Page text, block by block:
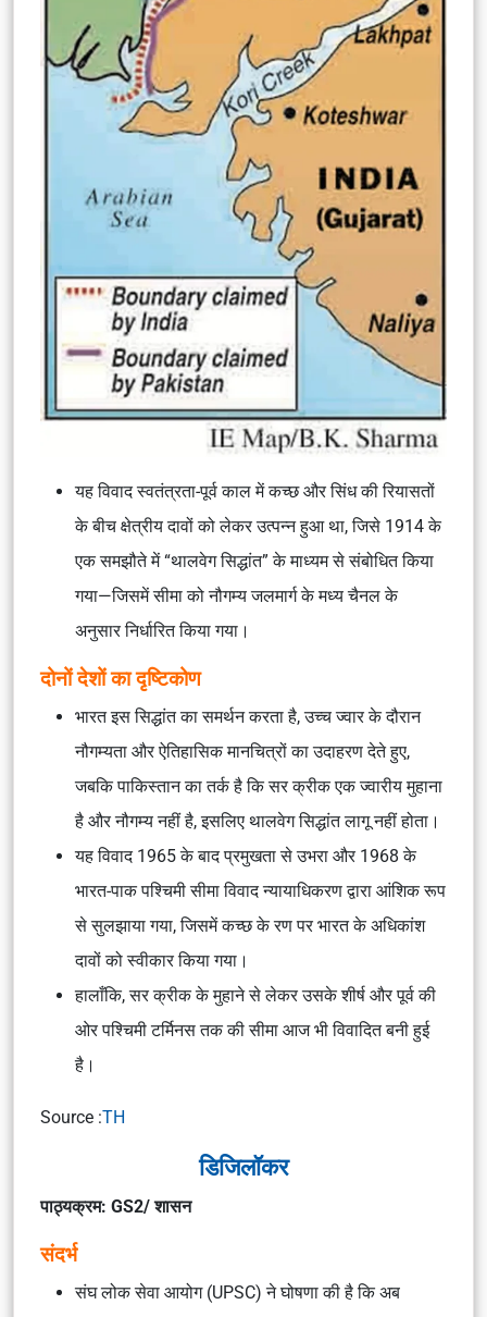
यह विवाद स्वतंत्रता-पूर्व काल में कच्छ और सिंध की रियासतों
के बीच क्षेत्रीय दावों को लेकर उत्पन्न हुआ था, जिसे 1914 के
एक समझौते में “थालवेग सिद्धांत” के माध्यम से संबोधित किया
गया—जिसमें सीमा को नौगम्य जलमार्ग के मध्य चैनल के
अनुसार निर्धारित किया गया।
दोनों देशों का दृष्टिकोण
भारत इस सिद्धांत का समर्थन करता है, उच्च ज्वार के दौरान
नौगम्यता और ऐतिहासिक मानचित्रों का उदाहरण देते हुए,
जबकि पाकिस्तान का तर्क है कि सर क्रीक एक ज्वारीय मुहाना
है और नौगम्य नहीं है, इसलिए थालवेग सिद्धांत लागू नहीं होता।
यह विवाद 1965 के बाद प्रमुखता से उभरा और 1968 के
भारत-पाक पश्चिमी सीमा विवाद न्यायाधिकरण द्वारा आंशिक रूप
से सुलझाया गया, जिसमें कच्छ के रण पर भारत के अधिकांश
दावों को स्वीकार किया गया।
हालाँकि, सर क्रीक के मुहाने से लेकर उसके शीर्ष और पूर्व की
ओर पश्चिमी टर्मिनस तक की सीमा आज भी विवादित बनी हुई
है।
Source :TH
डिजिलॉकर
पाठ्यक्रम: GS2/ शासन
संदर्भ
संघ लोक सेवा आयोग (UPSC) ने घोषणा की है कि अब